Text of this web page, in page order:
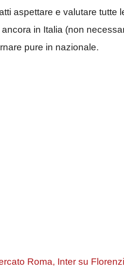
aspettare e valutare tutte
in Italia (non
pure in nazionale.
Roma, Inter su Florenzi